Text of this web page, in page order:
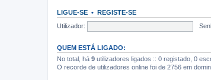
LIGUE-SE • REGISTE-SE
Utilizador:
QUEM ESTÁ LIGADO:
No total, há 9 utilizadores ligados :: 0 registado, 0
O recorde de utilizadores online foi de 2756 em